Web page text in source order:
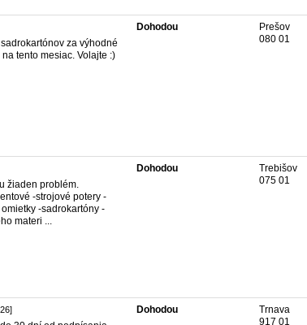
za výhodné
tento mesiac. Volajte :)
Dohodou
Prešov
080 01
žiaden problém.
-strojové potery -
-sadrokartóny -
materi ...
Dohodou
Trebišov
075 01
Dohodou
Trnava
917 01